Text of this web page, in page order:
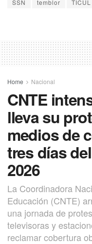
SSN temblor TICUL
Home Nacional
CNTE
lleva su
medios de
tres días
2026
La Coordinadora
Educación (CNTE)
una jornada de
televisoras y
reclamar cobertura